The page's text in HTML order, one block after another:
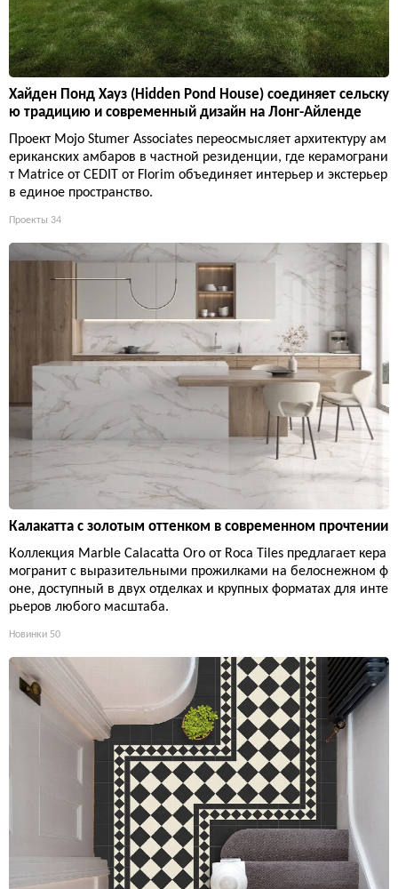
Хайден Понд Хауз (Hidden Pond House) соединяет сельску
ю традицию и современный дизайн на Лонг-Айленде
Проект Mojo Stumer Associates переосмысляет архитектуру ам
ериканских амбаров в частной резиденции, где керамограни
т Matrice от CEDIT от Florim объединяет интерьер и экстерьер
в единое пространство.
Проекты 34
Калакатта с золотым оттенком в современном прочтении
Коллекция Marble Calacatta Oro от Roca Tiles предлагает кера
могранит с выразительными прожилками на белоснежном ф
оне, доступный в двух отделках и крупных форматах для инте
рьеров любого масштаба.
Новинки 50